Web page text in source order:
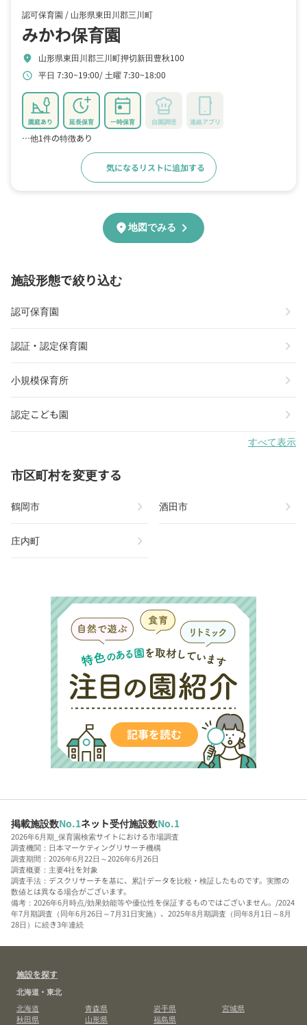
認可保育園 / 山形県東田川郡三川町
みかわ保育園
location_on 山形県東田川郡三川町押切新田豊秋100
schedule 平日 7:30~19:00 土曜 7:30~18:00
園庭あり 延長保育 一時保育 自園調理 連絡アプリ
…他1件の特徴あり
気になるリストに追加する
location_on地図でみる chevron_right
施設形態で絞り込む
認可保育園 chevron_right
認証・認定保育園 chevron_right
小規模保育所 chevron_right
認定こども園 chevron_right
すべて表示
市区町村を変更する
鶴岡市 chevron_right 酒田市 chevron_right
庄内町 chevron_right
掲載施設数No.1ネット受付施設数No.1
2026年6月期_保育園検索サイトにおける市場調査
調査機関：日本マーケティングリサーチ機構
調査期間：2026年6月22日～2026年6月26日
調査概要：主要4社を対象
調査手法：デスクリサーチを基に、累計データを比較・検証したものです。実際の
数値とは異なる場合がございます。
備考：2026年6月時点/効果効能等や優位性を保証するものではございません。/2024
年7月期調査（同年6月26日～7月31日実施）、2025年8月期調査（同年8月1日～8月
28日）に続き3年連続
施設を探す
北海道・東北
北海道
青森県 岩手県
宮城県
秋田県
山形県
福島県